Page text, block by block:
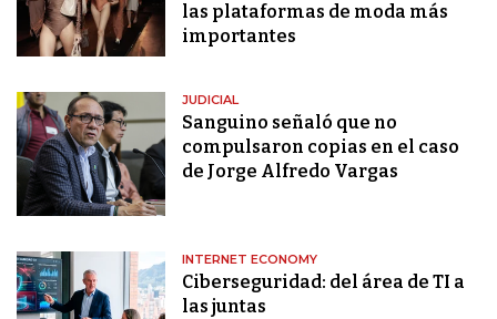
las plataformas de moda más
importantes
JUDICIAL
Sanguino señaló que no
compulsaron copias en el caso
de Jorge Alfredo Vargas
INTERNET ECONOMY
Ciberseguridad: del área de TI a
las juntas